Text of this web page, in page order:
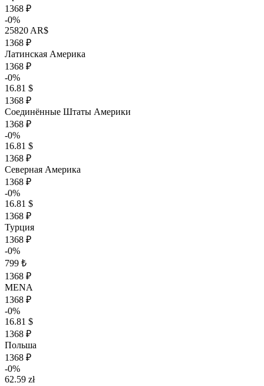
1368 ₽
-0%
25820 AR$
1368 ₽
Латинская Америка
1368 ₽
-0%
16.81 $
1368 ₽
Соединённые Штаты Америки
1368 ₽
-0%
16.81 $
1368 ₽
Северная Америка
1368 ₽
-0%
16.81 $
1368 ₽
Турция
1368 ₽
-0%
799 ₺
1368 ₽
MENA
1368 ₽
-0%
16.81 $
1368 ₽
Польша
1368 ₽
-0%
62.59 zł